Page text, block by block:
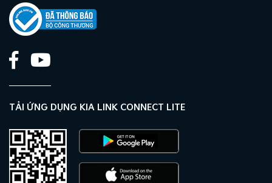
TẢI ỨNG DỤNG KIA LINK CONNECT LITE